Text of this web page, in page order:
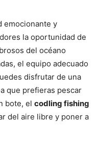
emocionante y
la oportunidad de
del océano
el equipo adecuado
disfrutar de una
que prefieras pescar
bote, el codling fishing
del aire libre y poner a